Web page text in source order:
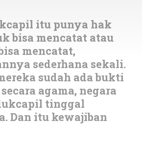
itu punya hak
bisa mencatat atau
mencatat,
sederhana sekali.
sudah ada bukti
agama, negara
tinggal
Dan itu kewajiban